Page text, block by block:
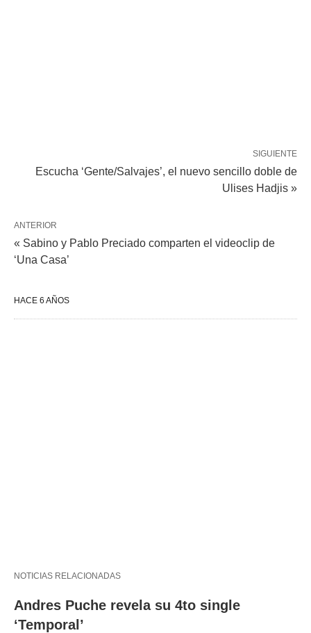
SIGUIENTE
Escucha ‘Gente/Salvajes’, el nuevo sencillo doble de
Ulises Hadjis »
ANTERIOR
« Sabino y Pablo Preciado comparten el videoclip de
‘Una Casa’
HACE 6 AÑOS
NOTICIAS RELACIONADAS
Andres Puche revela su 4to single
‘Temporal’